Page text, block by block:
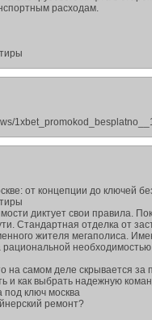
расходам.
от концепции до ключей
диктует свои правила.
Стандартная отделка от
жителя мегаполиса.
на самом деле скрывается за
и как выбрать надежную
под ключ москва
ремонт?